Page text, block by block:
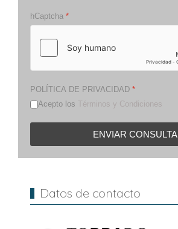
hCaptcha *
POLÍTICA DE PRIVACIDAD *
Acepto los Términos y Condiciones
ENVIAR CONSULTA
Datos de contacto